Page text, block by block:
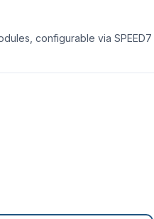
configurable via SPEED7